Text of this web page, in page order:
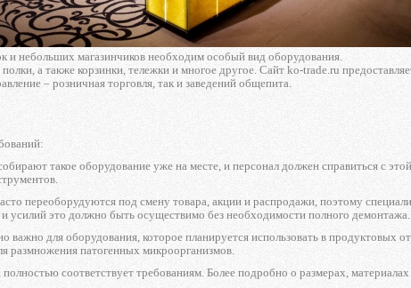
и небольших магазинчиков необходим особый вид оборудования.
а также корзинки, тележки и многое другое. Сайт ko-trade.ru
– розничная торговля, так и заведений общепита.
такое оборудование уже на месте, и персонал должен справиться с
переоборудуются под смену товара, акции и распродажи, поэтому
усилий это должно быть осуществимо без необходимости полного демонтажа.
важно для оборудования, которое планируется использовать в продуктовых
размножения патогенных микроорганизмов.
полностью соответствует требованиям. Более подробно о размерах,